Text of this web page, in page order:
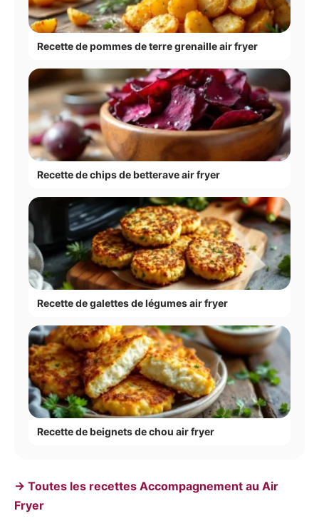
Recette de pommes de terre grenaille air fryer
Recette de chips de betterave air fryer
Recette de galettes de légumes air fryer
Recette de beignets de chou air fryer
→ Toutes les recettes Accompagnement au Air
Fryer